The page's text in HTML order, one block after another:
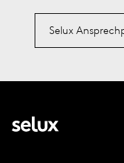
Selux